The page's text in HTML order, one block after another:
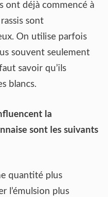
ont déjà commencé à
sont
On utilise parfois
souvent seulement
savoir qu’ils
blancs.
la
sont les suivants
quantité plus
l’émulsion plus